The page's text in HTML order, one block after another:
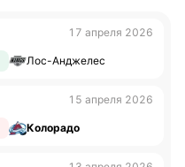
17 апреля 2026
Лос-Анджелес
15 апреля 2026
Колорадо